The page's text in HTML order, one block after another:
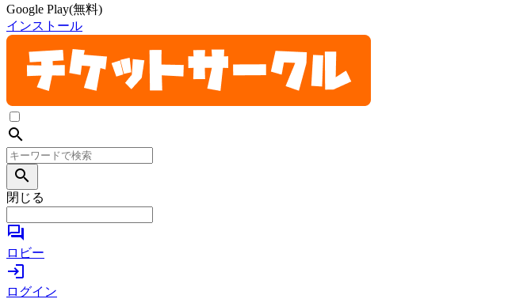
Google Play(無料)
インストール
search
search
閉じる
forum
ロビー
login
ログイン